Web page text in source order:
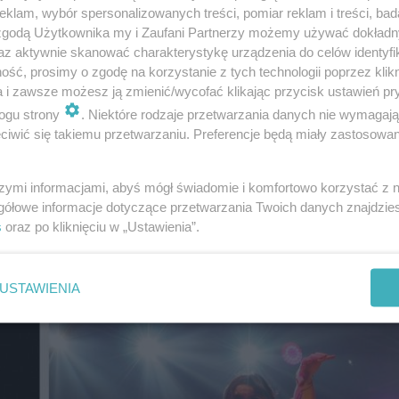
artystka, która łączy pop, soul i R&B. Po niej, o18:30,
z hitów takich jak Daj mi znać, No co Ty i Niech mówią.
z najpopularniejszych artystów młodego
są laureatami Bursztynowego Słowika na Sopot
poprowadzi Agata Zjawińska.
Zobaczcie zdjęcia z Katowic.
wybór spersonalizowanych treści, pomiar reklam i treści,
Użytkownika my i Zaufani Partnerzy możemy używać
aktywnie skanować charakterystykę urządzenia do celów
prosimy o zgodę na korzystanie z tych technologii poprzez
i zawsze możesz ją zmienić/wycofać klikając przycisk ustawień
strony
. Niektóre rodzaje przetwarzania danych nie
się takiemu przetwarzaniu. Preferencje będą miały
informacjami, abyś mógł świadomie i komfortowo korzystać z
informacje dotyczące przetwarzania Twoich danych
oraz po kliknięciu w „Ustawienia”.
USTAWIENIA